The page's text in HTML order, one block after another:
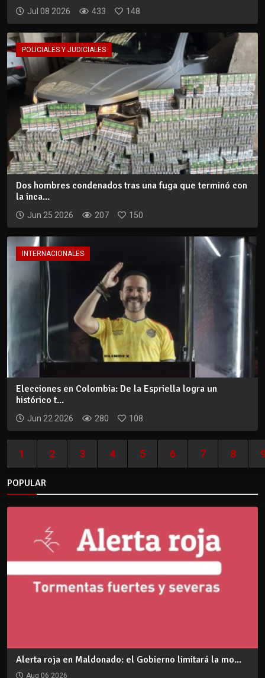
Jul 08 2026 433 148
POLICIALES Y JUDICIALES
Dos hombres condenados tras una fuga que terminó con
la inca...
Jun 25 2026 207 150
INTERNACIONALES
Elecciones en Colombia: De la Espriella logra un
histórico t...
Jun 22 2026 280 108
1 2 3 4 5 6 7 8
POPULAR
Alerta roja en Maldonado: el Gobierno limitará la mo...
Aug 06 2026